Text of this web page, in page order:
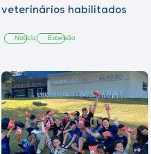
veterinários habilitados
Notícia Extensão